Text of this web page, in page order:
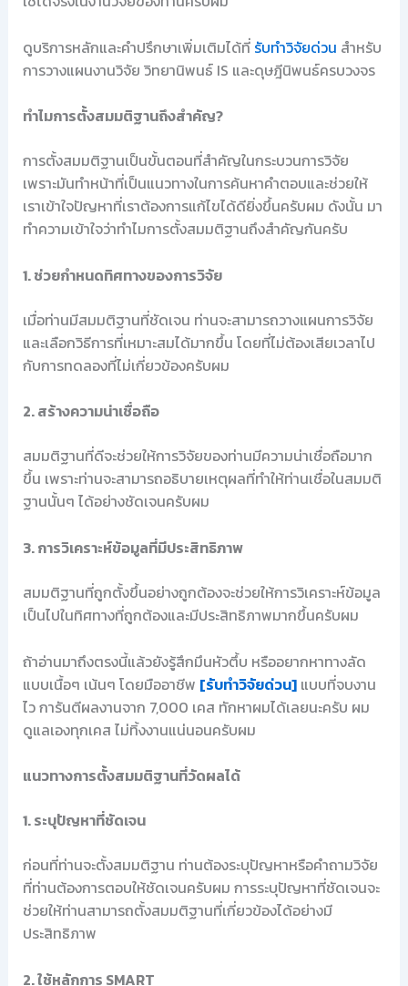
ดูบริการหลักและคำปรึกษาเพิ่มเติมได้ที่ รับทำวิจัยด่วน สำหรับ
การวางแผนงานวิจัย วิทยานิพนธ์ IS และดุษฎีนิพนธ์ครบวงจร
ทำไมการตั้งสมมติฐานถึงสำคัญ?
การตั้งสมมติฐานเป็นขั้นตอนที่สำคัญในกระบวนการวิจัย
เพราะมันทำหน้าที่เป็นแนวทางในการค้นหาคำตอบและช่วยให้
เราเข้าใจปัญหาที่เราต้องการแก้ไขได้ดียิ่งขึ้นครับผม ดังนั้น มา
ทำความเข้าใจว่าทำไมการตั้งสมมติฐานถึงสำคัญกันครับ
1. ช่วยกำหนดทิศทางของการวิจัย
เมื่อท่านมีสมมติฐานที่ชัดเจน ท่านจะสามารถวางแผนการวิจัย
และเลือกวิธีการที่เหมาะสมได้มากขึ้น โดยที่ไม่ต้องเสียเวลาไป
กับการทดลองที่ไม่เกี่ยวข้องครับผม
2. สร้างความน่าเชื่อถือ
สมมติฐานที่ดีจะช่วยให้การวิจัยของท่านมีความน่าเชื่อถือมาก
ขึ้น เพราะท่านจะสามารถอธิบายเหตุผลที่ทำให้ท่านเชื่อในสมมติ
ฐานนั้นๆ ได้อย่างชัดเจนครับผม
3. การวิเคราะห์ข้อมูลที่มีประสิทธิภาพ
สมมติฐานที่ถูกตั้งขึ้นอย่างถูกต้องจะช่วยให้การวิเคราะห์ข้อมูล
เป็นไปในทิศทางที่ถูกต้องและมีประสิทธิภาพมากขึ้นครับผม
ถ้าอ่านมาถึงตรงนี้แล้วยังรู้สึกมึนหัวตึ้บ หรืออยากหาทางลัด
แบบเนื้อๆ เน้นๆ โดยมืออาชีพ [รับทำวิจัยด่วน]แบบที่จบงาน
ไว การันตีผลงานจาก 7,000 เคส ทักหาผมได้เลยนะครับ ผม
ดูแลเองทุกเคส ไม่ทิ้งงานแน่นอนครับผม
แนวทางการตั้งสมมติฐานที่วัดผลได้
1. ระบุปัญหาที่ชัดเจน
ก่อนที่ท่านจะตั้งสมมติฐาน ท่านต้องระบุปัญหาหรือคำถามวิจัย
ที่ท่านต้องการตอบให้ชัดเจนครับผม การระบุปัญหาที่ชัดเจนจะ
ช่วยให้ท่านสามารถตั้งสมมติฐานที่เกี่ยวข้องได้อย่างมี
ประสิทธิภาพ
2. ใช้หลักการ SMART